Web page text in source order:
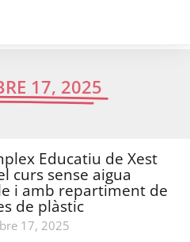
17, 2025
Educatiu de Xest
curs sense aigua
i amb repartiment de
de plàstic
17, 2025